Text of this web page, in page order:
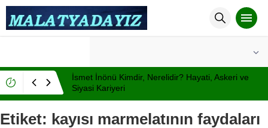
İsmet İnönü Kimdir, Nerelidir? Hayati, Askeri ve
Siyasi Kariyeri
Etiket: kayısı marmelatının faydaları